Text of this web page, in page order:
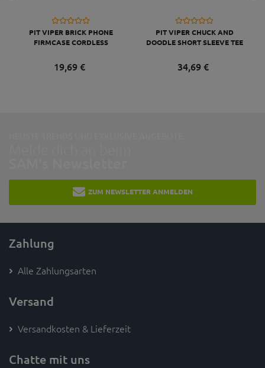
PIT VIPER BRICK PHONE
FIRMCASE CORDLESS
19,69 €
PIT VIPER CHUCK AND
DOODLE SHORT SLEEVE TEE
34,69 €
ZUM NEWSLETTER ANMELDEN
Zahlung
Alle Zahlungsarten
Versand
Versandkosten & Lieferzeit
Chatte mit uns